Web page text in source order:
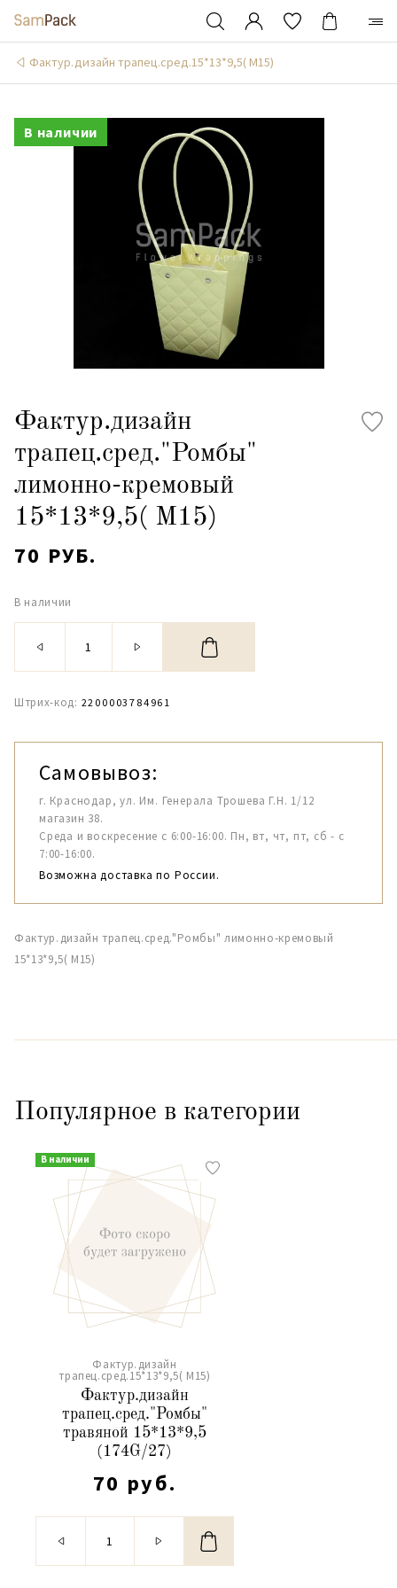
Фактур.дизайн трапец.сред.15*13*9,5( М15)
В наличии
Фактур.дизайн
трапец.сред."Ромбы"
лимонно-кремовый
15*13*9,5( М15)
70 РУБ.
В наличии
Штрих-код: 2200003784961
Самовывоз:
г. Краснодар, ул. Им. Генерала Трошева Г.Н. 1/12
магазин 38.
Среда и воскресение с 6:00-16:00. Пн, вт, чт, пт, сб - с
7:00-16:00.
Возможна доставка по России.
Фактур.дизайн трапец.сред."Ромбы" лимонно-кремовый
15*13*9,5( М15)
Популярное в категории
В наличии
Фактур.дизайн
трапец.сред.15*13*9,5( М15)
Фактур.дизайн
трапец.сред."Ромбы"
травяной 15*13*9,5
(174G/27)
70 руб.